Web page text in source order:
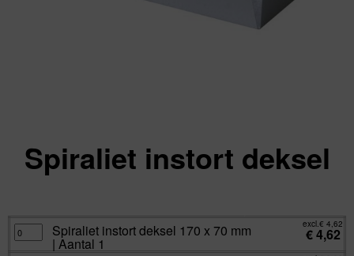
Spiraliet instort deksel
Spiraliet
instort
deksel
Spiraliet instort deksel 170 x 70 mm
| Aantal 1
excl.€ 4,62
€4,62